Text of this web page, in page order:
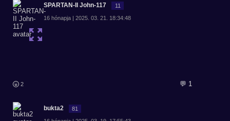
SPARTAN-II John-117 11
16 hónapja | 2025. 03. 21. 18:34:48
2 💬 1
bukta2 81